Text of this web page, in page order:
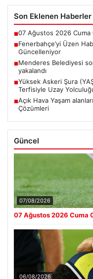
Son Eklenen Haberler
■07 Ağustos 2026 Cuma
■Fenerbahçe’yi Üzen
Güncelleniyor
■Menderes Belediyesi
yakalandı
■Yüksek Askeri Şura
Terfisiyle Uzay
■Açık Hava Yaşam
Çözümleri
Güncel
07/08/2026
07 Ağustos 2026 Cuma
06/08/2026